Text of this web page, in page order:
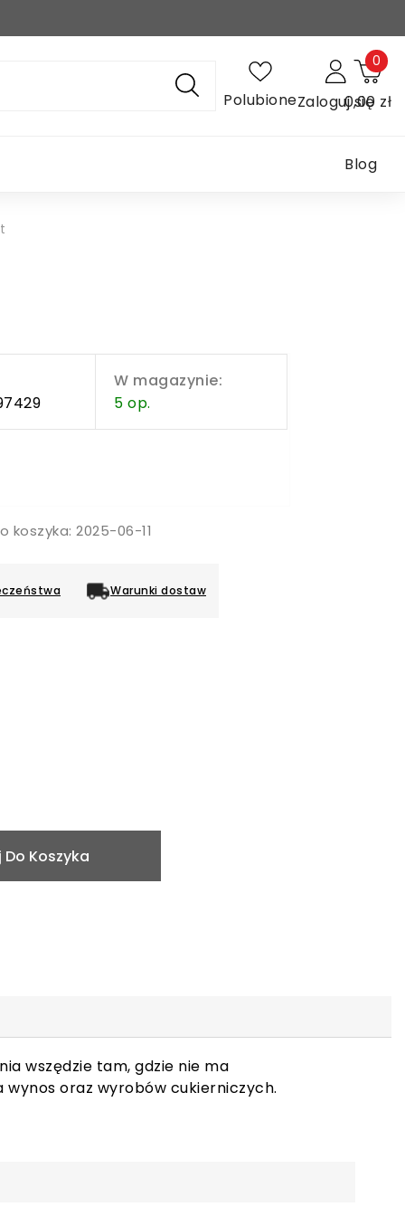
PolubioneZaloguj się
0,00 zł
0
Blog
W magazynie:
5 op.
2025-06-11
Warunki dostaw
Koszyka
wszędzie tam, gdzie nie ma
oraz wyrobów cukierniczych.